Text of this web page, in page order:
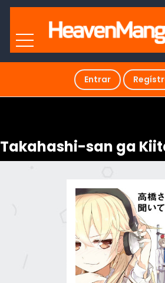
Entrar
Takahashi-san ga